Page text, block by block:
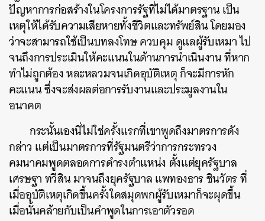
ปัญหาการก่อสร้างในโครงการรัฐที่ไม่ได้มาตรฐาน เป็น
เหตุให้ได้รับความเสียหายทั้งชีวิตและทรัพย์สิน โดยมอง
ว่าจะสามารถใช้เป็นบทลงโทษ ควบคุม ดูแลผู้รับเหมา ไป
จนถึงการประเมินให้คะแนนในด้านการนำเนินงาน ที่หาก
ทำไม่ถูกต้อง หละหลวมจนเกิดอุบัติเหตุ ก็จะมีการหัก
คะแนน ซึ่งจะส่งผลต่อการรับงานและประมูลงานใน
อนาคต
กระนั้นเองนี่ไม่ใช่ครั้งแรกที่เขาพูดถึงมาตรการดัง
กล่าว แต่เป็นมาตรการที่รัฐมนตรีว่าการกระทรวง
คมนาคมพูดตลอดการดำรงตำแหน่ง ตั้งแต่ยุครัฐบาล
เศรษฐา ทวีสิน มาจนถึงยุครัฐบาล แพทองธาร ชินวัตร ที่
เมื่ออุบัติเหตุเกิดขึ้นครั้งใดสมุดพกผู้รับเหมาก็จะผุดขึ้น
เมื่อนั้นคล้ายกับเป็นคำพูดในการเอาตัวรอด